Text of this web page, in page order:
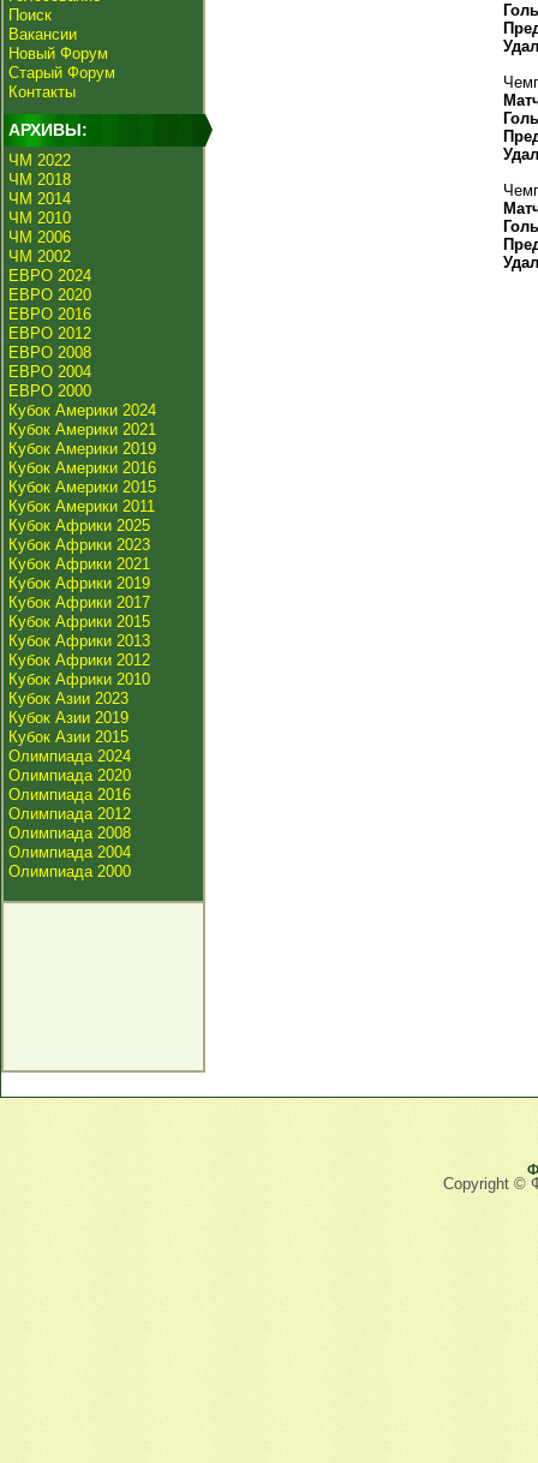
Поиск
Вакансии
Новый Форум
Старый Форум
Контакты
АРХИВЫ:
ЧМ 2022
ЧМ 2018
ЧМ 2014
ЧМ 2010
ЧМ 2006
ЧМ 2002
ЕВРО 2024
ЕВРО 2020
ЕВРО 2016
ЕВРО 2012
ЕВРО 2008
ЕВРО 2004
ЕВРО 2000
Кубок Америки 2024
Кубок Америки 2021
Кубок Америки 2019
Кубок Америки 2016
Кубок Америки 2015
Кубок Америки 2011
Кубок Африки 2025
Кубок Африки 2023
Кубок Африки 2021
Кубок Африки 2019
Кубок Африки 2017
Кубок Африки 2015
Кубок Африки 2013
Кубок Африки 2012
Кубок Африки 2010
Кубок Азии 2023
Кубок Азии 2019
Кубок Азии 2015
Олимпиада 2024
Олимпиада 2020
Олимпиада 2016
Олимпиада 2012
Олимпиада 2008
Олимпиада 2004
Олимпиада 2000
Copyright ©